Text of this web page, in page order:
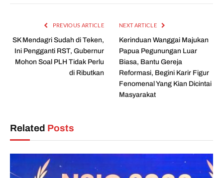
PREVIOUS ARTICLE
SK Mendagri Sudah di Teken,
Ini Pengganti RST, Gubernur
Mohon Soal PLH Tidak Perlu
di Ributkan
NEXT ARTICLE
Kerinduan Wanggai Majukan
Papua Pegunungan Luar
Biasa, Bantu Gereja
Reformasi, Begini Karir Figur
Fenomenal Yang Kian Dicintai
Masyarakat
Related Posts